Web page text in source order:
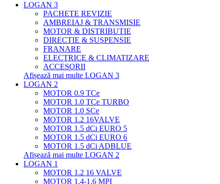
LOGAN 3
PACHETE REVIZIE
AMBREIAJ & TRANSMISIE
MOTOR & DISTRIBUTIE
DIRECTIE & SUSPENSIE
FRANARE
ELECTRICE & CLIMATIZARE
ACCESORII
Afișează mai multe LOGAN 3
LOGAN 2
MOTOR 0.9 TCe
MOTOR 1.0 TCe TURBO
MOTOR 1.0 SCe
MOTOR 1.2 16VALVE
MOTOR 1.5 dCi EURO 5
MOTOR 1.5 dCi EURO 6
MOTOR 1.5 dCi ADBLUE
Afișează mai multe LOGAN 2
LOGAN 1
MOTOR 1.2 16 VALVE
MOTOR 1.4-1.6 MPI